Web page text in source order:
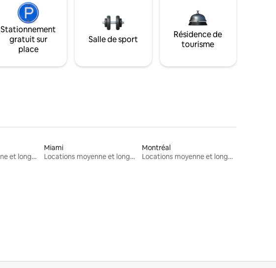
Stationnement
gratuit sur
place
Salle de sport
Résidence de
tourisme
Locations moyenne et longue durée
Miami
Locations moyenne et longue durée
Montréal
Locations moyenne et longue durée